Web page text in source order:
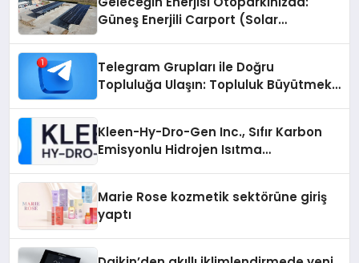
Güneş Enerjili Carport (Solar
Telegram Grupları ile Doğru
Topluluğa Ulaşın: Topluluk Büyütmek
Kleen-Hy-Dro-Gen Inc., Sıfır Karbon
Emisyonlu Hidrojen Isıtma
Marie Rose kozmetik sektörüne giriş
yaptı